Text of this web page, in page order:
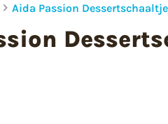
Aida Passion